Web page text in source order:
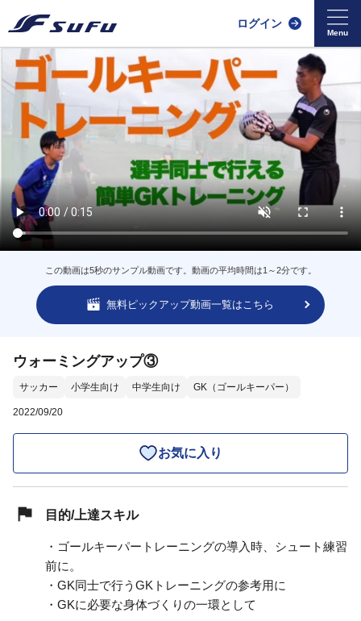
ログイン
この動画は5秒のサンプル動画です。動画の平均時間は1～2分です。
無料ピックアップ動画一覧はこちら
ウォーミングアップ③
サッカー 小学生向け 中学生向け GK（ゴールキーパー）
2022/09/20
お気に入り
目的/上達スキル
・ゴールキーパートレーニングの導入時、シュート練習
前に。
・GK同士で行うGKトレーニングの参考用に
・GKに必要な身体づくりの一環として